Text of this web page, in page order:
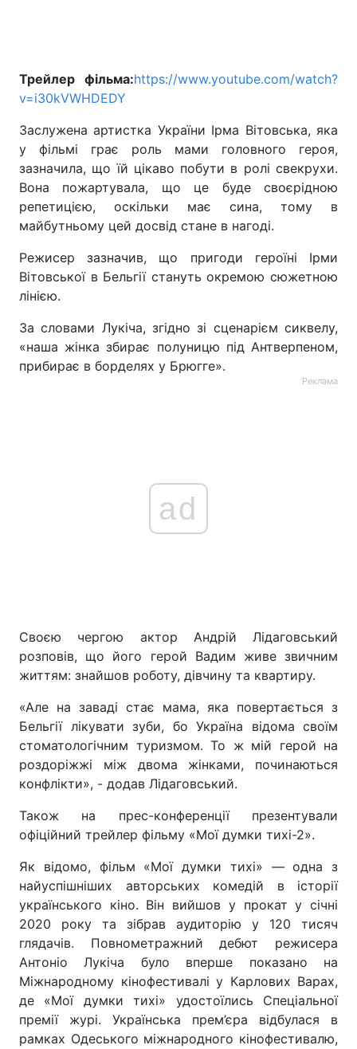
Трейлер фільма:https://www.youtube.com/watch?
v=i30kVWHDEDY
Заслужена артистка України Ірма Вітовська, яка
у фільмі грає роль мами головного героя,
зазначила, що їй цікаво побути в ролі свекрухи.
Вона пожартувала, що це буде своєрідною
репетицією, оскільки має сина, тому в
майбутньому цей досвід стане в нагоді.
Режисер зазначив, що пригоди героїні Ірми
Вітовської в Бельгії стануть окремою сюжетною
лінією.
За словами Лукіча, згідно зі сценарієм сиквелу,
«наша жінка збирає полуницю під Антверпеном,
прибирає в борделях у Брюгге».
Реклама
ad
Своєю чергою актор Андрій Лідаговський
розповів, що його герой Вадим живе звичним
життям: знайшов роботу, дівчину та квартиру.
«Але на заваді стає мама, яка повертається з
Бельгії лікувати зуби, бо Україна відома своїм
стоматологічним туризмом. То ж мій герой на
роздоріжжі між двома жінками, починаються
конфлікти», - додав Лідаговський.
Також на прес-конференції презентували
офіційний трейлер фільму «Мої думки тихі-2».
Як відомо, фільм «Мої думки тихі» — одна з
найуспішніших авторських комедій в історії
українського кіно. Він вийшов у прокат у січні
2020 року та зібрав аудиторію у 120 тисяч
глядачів. Повнометражний дебют режисера
Антоніо Лукіча було вперше показано на
Міжнародному кінофестивалі у Карлових Варах,
де «Мої думки тихі» удостоїлись Спеціальної
премії журі. Українська прем’єра відбулася в
рамках Одеського міжнародного кінофестивалю,